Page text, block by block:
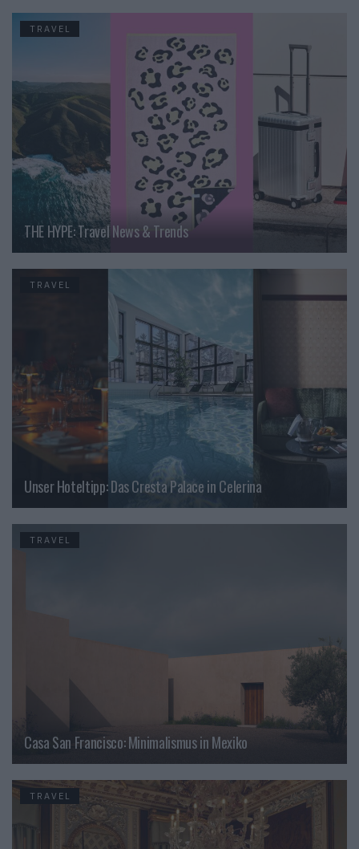
TRAVEL
THE HYPE: Travel News & Trends
TRAVEL
Unser Hoteltipp: Das Cresta Palace in Celerina
TRAVEL
Casa San Francisco: Minimalismus in Mexiko
TRAVEL